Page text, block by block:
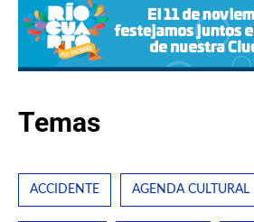
Temas
ACCIDENTE AGENDA CULTURAL